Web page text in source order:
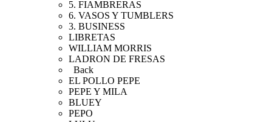
5. FIAMBRERAS
6. VASOS Y TUMBLERS
3. BUSINESS
LIBRETAS
WILLIAM MORRIS
LADRON DE FRESAS
Back
EL POLLO PEPE
PEPE Y MILA
BLUEY
PEPO